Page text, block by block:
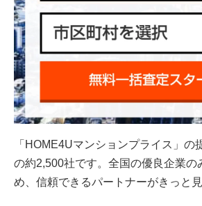
「HOME4Uマンションプライス」の
の約2,500社です。全国の優良企業の
め、信頼できるパートナーがきっと見